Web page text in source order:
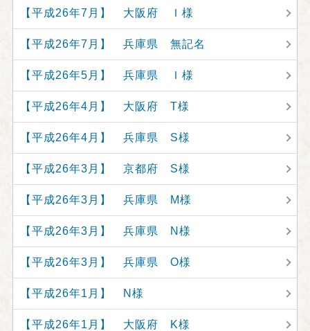
【平成26年7月】 大阪府 Ｉ様
【平成26年7月】 兵庫県 無記名
【平成26年5月】 兵庫県 Ｉ様
【平成26年4月】 大阪府 T様
【平成26年4月】 兵庫県 S様
【平成26年3月】 京都府 S様
【平成26年3月】 兵庫県 M様
【平成26年3月】 兵庫県 N様
【平成26年3月】 兵庫県 O様
【平成26年1月】 N様
【平成26年1月】 大阪府 K様